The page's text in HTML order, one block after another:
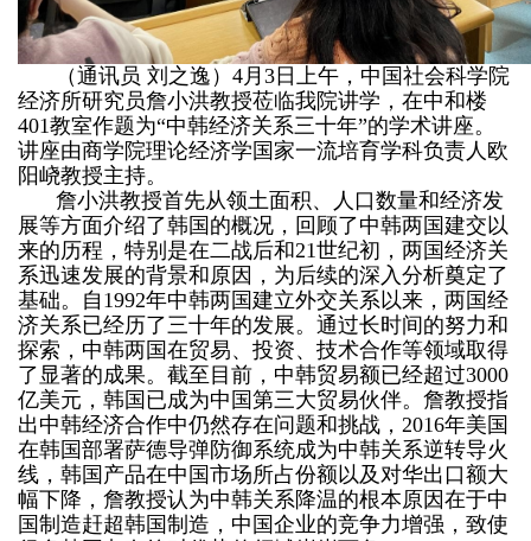
（通讯员 刘之逸）4月3日上午，中国社会科学院
经济所研究员詹小洪教授莅临我院讲学，在中和楼
401教室作题为“中韩经济关系三十年”的学术讲座。
讲座由商学院理论经济学国家一流培育学科负责人欧
阳峣教授主持。
詹小洪教授首先从领土面积、人口数量和经济发
展等方面介绍了韩国的概况，回顾了中韩两国建交以
来的历程，特别是在二战后和21世纪初，两国经济关
系迅速发展的背景和原因，为后续的深入分析奠定了
基础。自1992年中韩两国建立外交关系以来，两国经
济关系已经历了三十年的发展。通过长时间的努力和
探索，中韩两国在贸易、投资、技术合作等领域取得
了显著的成果。截至目前，中韩贸易额已经超过3000
亿美元，韩国已成为中国第三大贸易伙伴。詹教授指
出中韩经济合作中仍然存在问题和挑战，2016年美国
在韩国部署萨德导弹防御系统成为中韩关系逆转导火
线，韩国产品在中国市场所占份额以及对华出口额大
幅下降，詹教授认为中韩关系降温的根本原因在于中
国制造赶超韩国制造，中国企业的竞争力增强，致使